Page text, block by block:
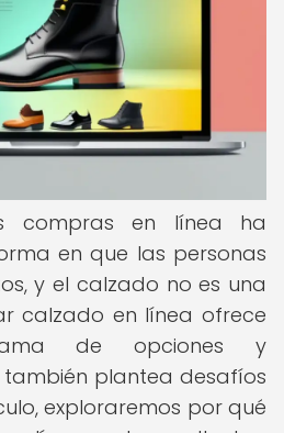
compras en línea ha
en que las personas
y el calzado no es una
calzado en línea ofrece
de opciones y
también plantea desafíos
exploraremos por qué